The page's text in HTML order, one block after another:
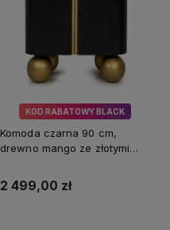
KOD RABATOWY BLACK
Komoda czarna 90 cm,
drewno mango ze złotymi
MaMaison
2 499,00 zł